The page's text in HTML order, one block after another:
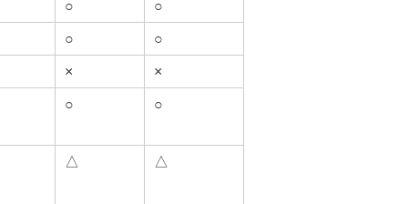
○ ○
○ ○
× ×
○ ○
△ △